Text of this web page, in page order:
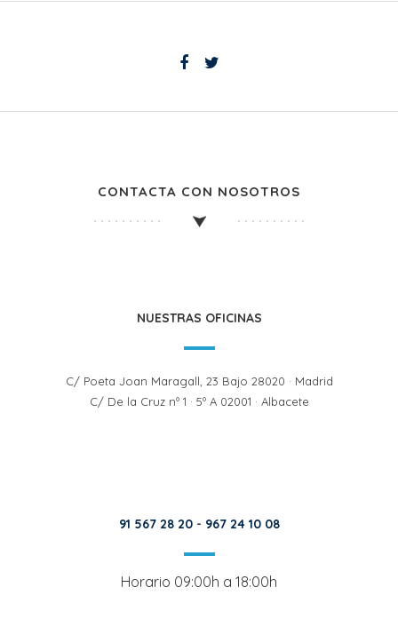
CONTACTA CON NOSOTROS
NUESTRAS OFICINAS
C/ Poeta Joan Maragall, 23 Bajo 28020 · Madrid
C/ De la Cruz nº 1 · 5º A 02001 · Albacete
91 567 28 20- 967 24 10 08
Horario 09:00h a 18:00h